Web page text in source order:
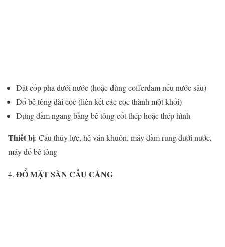
Đặt cốp pha dưới nước (hoặc dùng cofferdam nếu nước sâu)
Đổ bê tông đài cọc (liên kết các cọc thành một khối)
Dựng dầm ngang bằng bê tông cốt thép hoặc thép hình
Thiết bị: Cẩu thủy lực, hệ ván khuôn, máy đầm rung dưới nước,
máy đổ bê tông
ĐỔ MẶT SÀN CẦU CẢNG